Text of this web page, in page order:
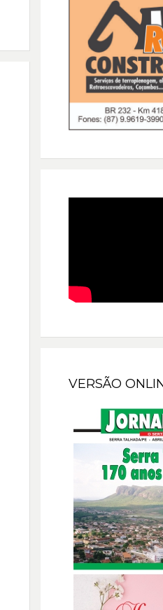
VERSÃO